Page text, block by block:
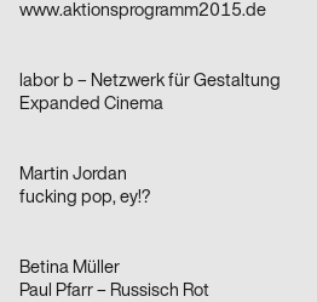
www.aktionsprogramm2015.de
labor b – Netzwerk für Gestaltung
Expanded Cinema
Martin Jordan
fucking pop, ey!?
Betina Müller
Paul Pfarr – Russisch Rot